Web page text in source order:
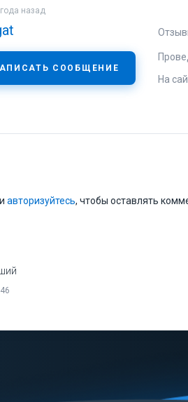
назад
СООБЩЕНИЕ
На
авторизуйтесь, чтобы оставлять